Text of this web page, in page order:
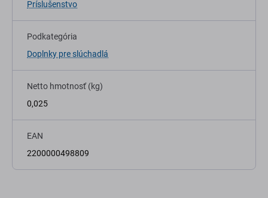
Príslušenstvo
Podkategória
Doplnky pre slúchadlá
Netto hmotnosť (kg)
0,025
EAN
2200000498809